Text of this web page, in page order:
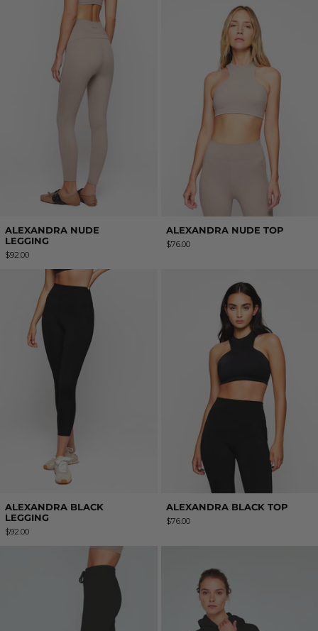
ALEXANDRA NUDE
LEGGING
$92.00
ALEXANDRA NUDE TOP
$76.00
ALEXANDRA BLACK LEGGING
ALEXANDRA BLACK
LEGGING
$92.00
ALEXANDRA BLACK TOP
$76.00
CHLOE DARK GREY JOGGER